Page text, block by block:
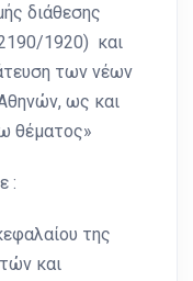
διάθεσης
1920) και
των νέων
ως και
θέματος»
:
της
και